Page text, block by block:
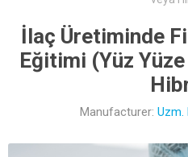
İlaç Üretiminde
Eğitimi (Yüz
Manufacturer: Uzm.